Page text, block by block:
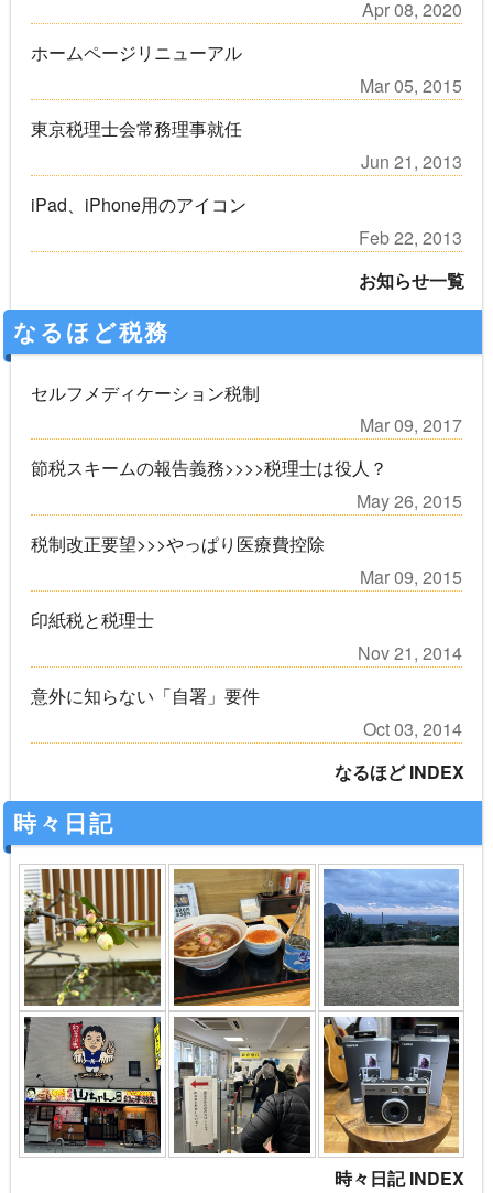
Apr 08, 2020
ホームページリニューアル
Mar 05, 2015
東京税理士会常務理事就任
Jun 21, 2013
iPad、iPhone用のアイコン
Feb 22, 2013
お知らせ一覧
なるほど税務
セルフメディケーション税制
Mar 09, 2017
節税スキームの報告義務>>>>税理士は役人？
May 26, 2015
税制改正要望>>>やっぱり医療費控除
Mar 09, 2015
印紙税と税理士
Nov 21, 2014
意外に知らない「自署」要件
Oct 03, 2014
なるほど INDEX
時々日記
時々日記 INDEX